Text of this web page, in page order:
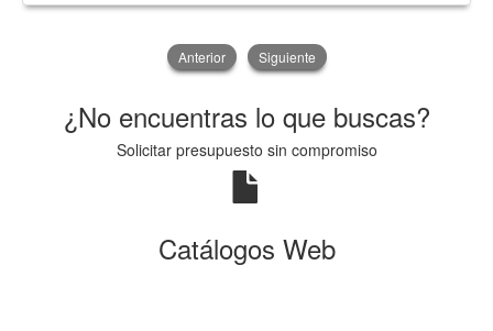
Anterior Siguiente
¿No encuentras lo que buscas?
Solicitar presupuesto sin compromiso
Catálogos Web